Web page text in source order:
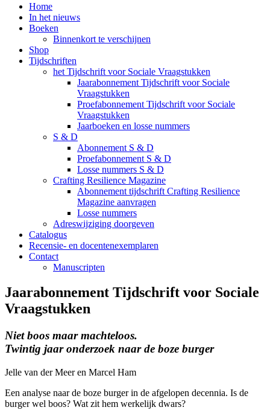
Home
In het nieuws
Boeken
Binnenkort te verschijnen
Shop
Tijdschriften
het Tijdschrift voor Sociale Vraagstukken
Jaarabonnement Tijdschrift voor Sociale
Vraagstukken
Proefabonnement Tijdschrift voor Sociale
Vraagstukken
Jaarboeken en losse nummers
S & D
Abonnement S & D
Proefabonnement S & D
Losse nummers S & D
Crafting Resilience Magazine
Abonnement tijdschrift Crafting Resilience
Magazine aanvragen
Losse nummers
Adreswijziging doorgeven
Catalogus
Recensie- en docentenexemplaren
Contact
Manuscripten
Jaarabonnement Tijdschrift voor Sociale
Vraagstukken
Niet boos maar machteloos.
Twintig jaar onderzoek naar de boze burger
Jelle van der Meer en Marcel Ham
Een analyse naar de boze burger in de afgelopen decennia. Is de
burger wel boos? Wat zit hem werkelijk dwars?